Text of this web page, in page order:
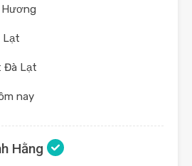
Hương
Lạt
Đà Lạt
nay
Hằng